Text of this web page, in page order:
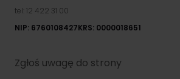
tel: 12 422 31 00
NIP: 6760108427KRS: 0000018651
Zgłoś uwagę do strony